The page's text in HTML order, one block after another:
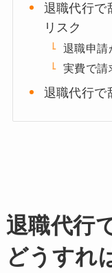
退職代行で
リスク
退職申請
実費で請
退職代行で
退職代行
どうすれ